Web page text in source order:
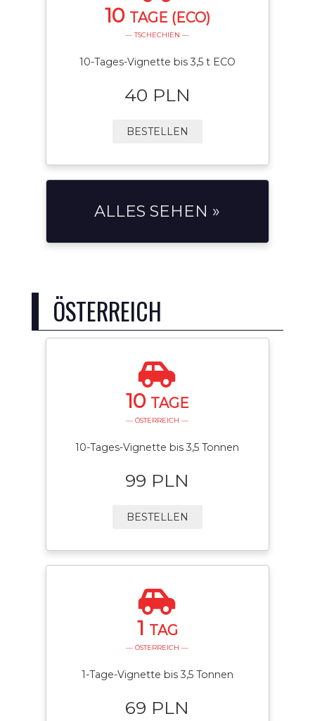
10 TAGE (ECO)
— TSCHECHIEN —
10-Tages-Vignette bis 3,5 t ECO
40 PLN
BESTELLEN
ALLES SEHEN »
ÖSTERREICH
10 TAGE
— ÖSTERREICH —
10-Tages-Vignette bis 3,5 Tonnen
99 PLN
BESTELLEN
1 TAG
— ÖSTERREICH —
1-Tage-Vignette bis 3,5 Tonnen
69 PLN